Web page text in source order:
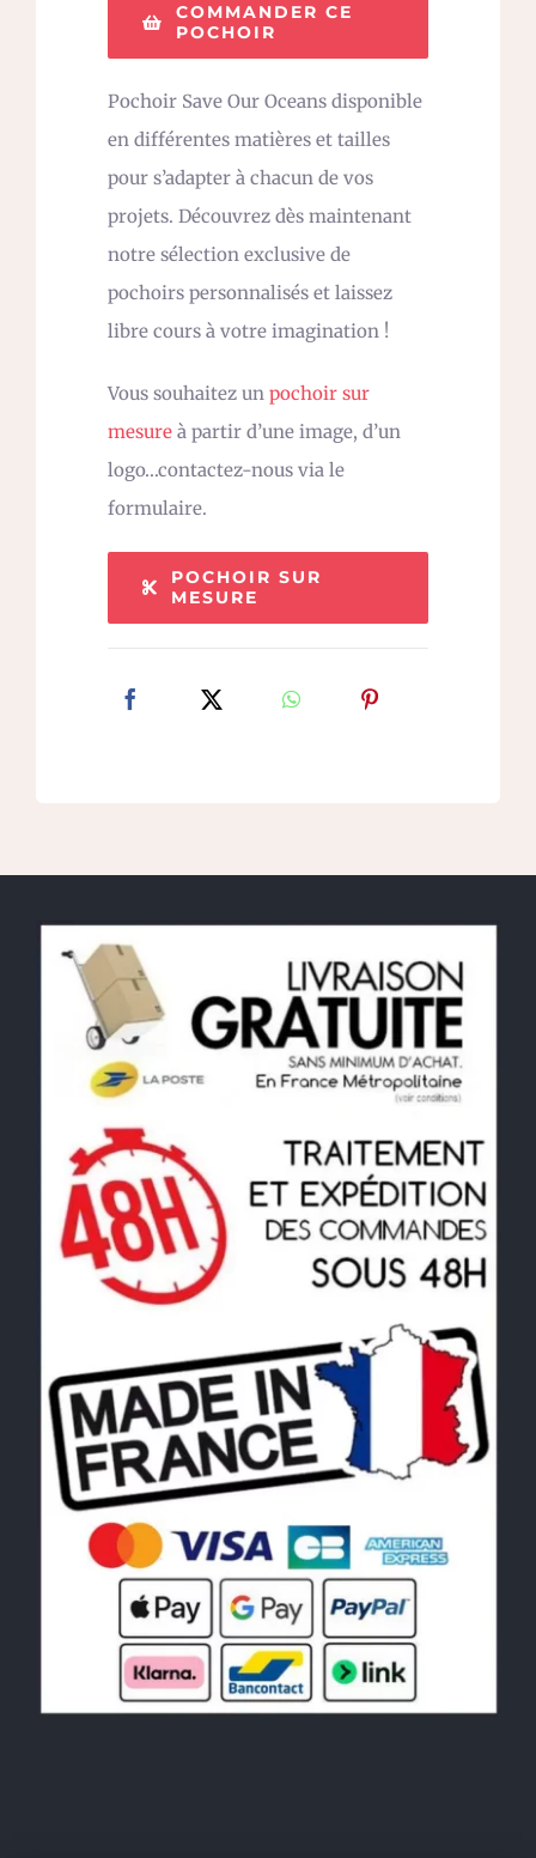
COMMANDER CE
POCHOIR
Pochoir Save Our Oceans disponible
en différentes matières et tailles
pour s’adapter à chacun de vos
projets. Découvrez dès maintenant
notre sélection exclusive de
pochoirs personnalisés et laissez
libre cours à votre imagination !
Vous souhaitez un pochoir sur
mesure à partir d’une image, d’un
logo…contactez-nous via le
formulaire.
POCHOIR SUR
MESURE